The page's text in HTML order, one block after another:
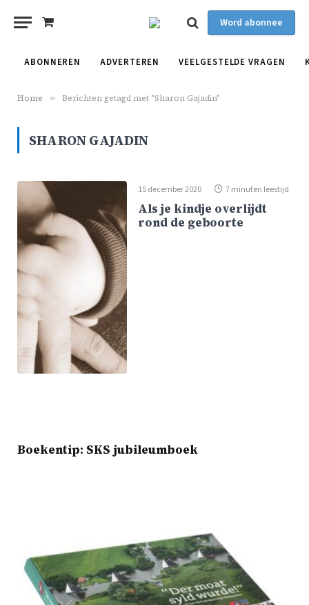
Shopping
Word abonnee
ABONNEREN ADVERTEREN VEELGESTELDE VRAGEN
Home » Berichten getagd met "Sharon Gajadin"
SHARON GAJADIN
15 december 2020 7 minuten leestijd
Als je kindje overlijdt
rond de geboorte
Boekentip: SKS jubileumboek